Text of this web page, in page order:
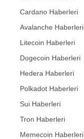
Cardano Haberleri
Avalanche Haberleri
Litecoin Haberleri
Dogecoin Haberleri
Hedera Haberleri
Polkadot Haberleri
Sui Haberleri
Tron Haberleri
Memecoin Haberleri